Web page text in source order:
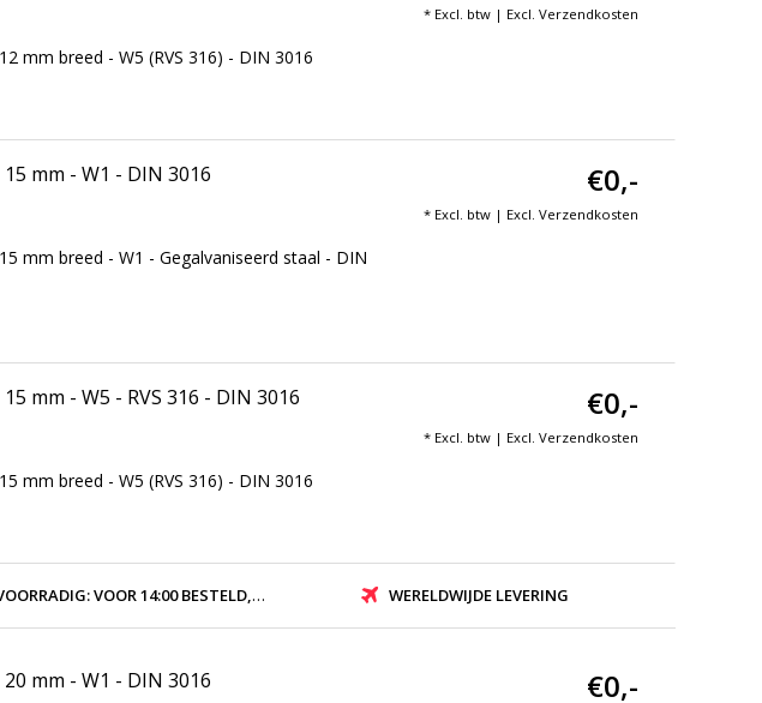
mm breed - W5 (RVS 316) - DIN 3016
* Excl. btw | Excl. Verzendkosten
mm - W1 - DIN 3016
mm breed - W1 - Gegalvaniseerd staal - DIN
€0,-
* Excl. btw | Excl. Verzendkosten
mm - W5 - RVS 316 - DIN 3016
mm breed - W5 (RVS 316) - DIN 3016
€0,-
* Excl. btw | Excl. Verzendkosten
VOOR 14:00 BESTELD, ZELFDE DAG VERZONDEN WERELDWIJDE LEVERING
mm - W1 - DIN 3016 €0,-